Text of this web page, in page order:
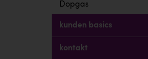
Dopgas
kunden basics
kontakt